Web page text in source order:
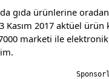
gıda ürünlerine
Kasım 2017 aktüel
marketi ile